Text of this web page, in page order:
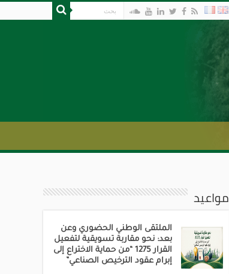
مواعيد
الملتقى الوطني الحضوري وعن
بعد: نحو مقاربة تسويقية لتفعيل
القرار 1275 “من حماية الاختراع إلى
إبرام عقود الترخيص الصناعي”